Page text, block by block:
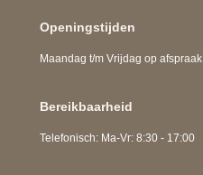
Openingstijden
Maandag t/m Vrijdag op afspraak
Bereikbaarheid
Telefonisch: Ma-Vr: 8:30 - 17:00